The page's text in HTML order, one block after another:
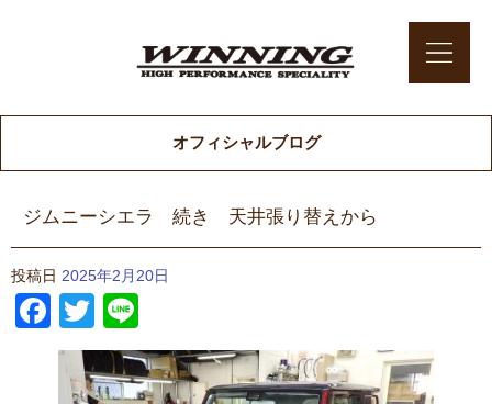
オフィシャルブログ
ジムニーシエラ 続き 天井張り替えから
投稿日 2025年2月20日
Facebook
Twitter